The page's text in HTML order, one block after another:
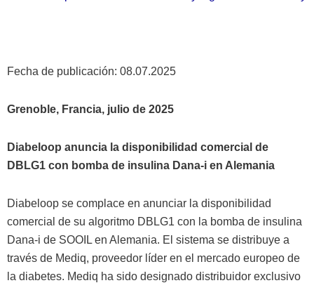
Fecha de publicación: 08.07.2025
Grenoble, Francia, julio de 2025
Diabeloop anuncia la disponibilidad comercial de
DBLG1 con bomba de insulina Dana-i en Alemania
Diabeloop se complace en anunciar la disponibilidad
comercial de su algoritmo DBLG1 con la bomba de insulina
Dana-i de SOOIL en Alemania. El sistema se distribuye a
través de Mediq, proveedor líder en el mercado europeo de
la diabetes. Mediq ha sido designado distribuidor exclusivo